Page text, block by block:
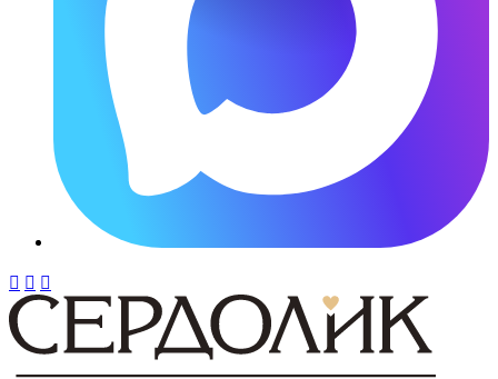
  